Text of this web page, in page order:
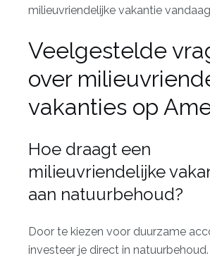
milieuvriendelijke vakantie
Veelgestelde
over
vakanties op
Hoe draagt een
milieuvriendelijke
aan natuurbehoud?
Door te kiezen voor duurzame
investeer je direct in